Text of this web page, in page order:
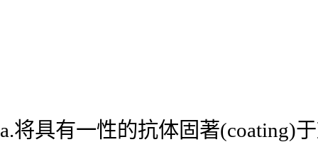
a.将具有一性的抗体固著(coating)